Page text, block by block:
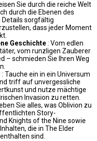
Sie durch die reiche Welt
durch die Ebenen des
sorgfältig
dass jeder Moment
Geschichte: Vom edlen
vom runzligen Zauberer
– schmieden Sie Ihren Weg
: Tauche ein in ein Universum
triff auf unvergessliche
und nutze mächtige
Invasion zu retten.
Sie alles, was Oblivion zu
Story-
Knights of the Nine sowie
die in The Elder
sind.